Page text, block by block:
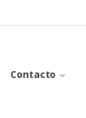
Contacto